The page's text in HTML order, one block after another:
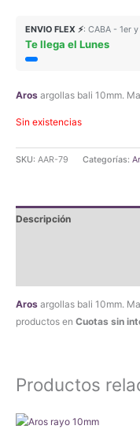
ENVIO FLEX ⚡: CABA - 1er
Te llega el Lunes
Aros argollas bali 10mm.
Sin existencias
SKU: AAR-79 Categorías:
Descripción
Aros argollas bali 10mm.
productos en Cuotas sin
Productos